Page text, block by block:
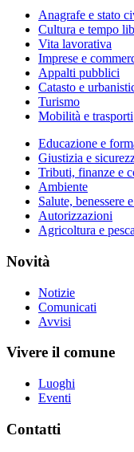
Anagrafe e stato
Cultura e tempo
Vita lavorativa
Imprese e
Appalti pubblici
Catasto e
Turismo
Mobilità e trasporti
Educazione e
Giustizia e
Tributi, finanze e
Ambiente
Salute, benessere
Autorizzazioni
Agricoltura e pesca
Novità
Notizie
Comunicati
Avvisi
Vivere il comune
Luoghi
Eventi
Contatti